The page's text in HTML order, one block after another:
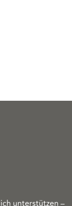
unterstützen –